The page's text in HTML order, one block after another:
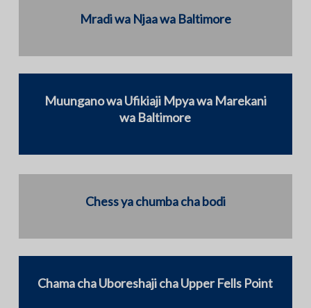
Mradi wa Njaa wa Baltimore
Muungano wa Ufikiaji Mpya wa Marekani
wa Baltimore
Chess ya chumba cha bodi
Chama cha Uboreshaji cha Upper Fells Point